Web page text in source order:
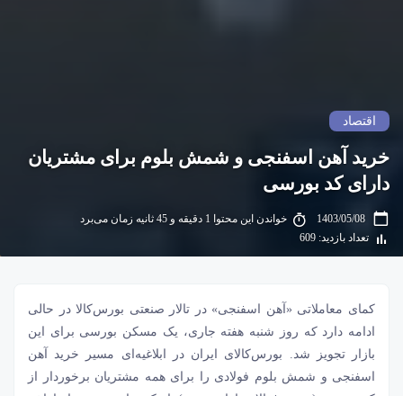
اقتصاد
خرید آهن اسفنجی و شمش بلوم برای مشتریان
دارای کد بورسی
خواندن این محتوا 1 دقیقه و 45 ثانیه زمان می‌برد
تعداد بازدید: 609
کمای معاملاتی «آهن اسفنجی» در تالار صنعتی بورس‌کالا در حالی
ادامه دارد که روز شنبه هفته جاری، یک مسکن بورسی برای این
بازار تجویز شد. بورس‌کالای ایران در ابلاغیه‏‏‌ای مسیر خرید
آهن
اسفنجی و شمش بلوم فولادی را برای همه مشتریان برخوردار از